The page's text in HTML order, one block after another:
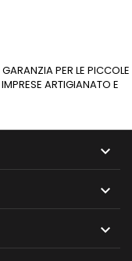
PER LE PICCOLE
ARTIGIANATO E


